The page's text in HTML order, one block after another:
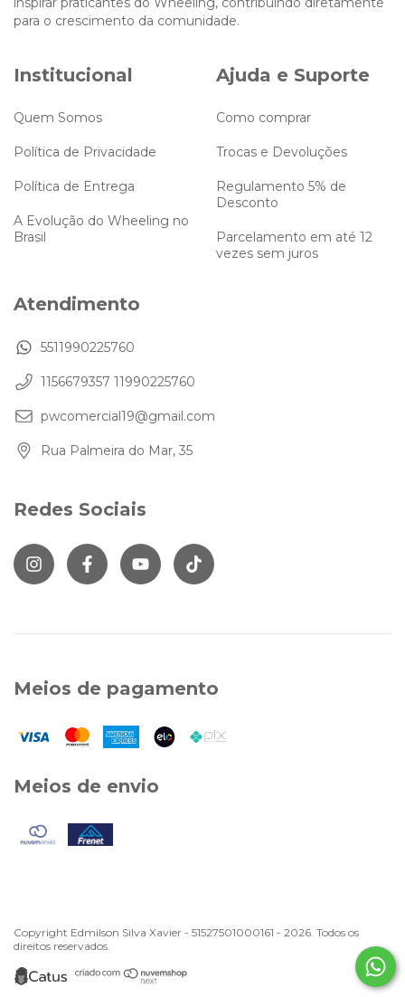
para o crescimento da comunidade.
Institucional
Quem Somos
Política de Privacidade
Política de Entrega
A Evolução do Wheeling no
Brasil
Ajuda e Suporte
Como comprar
Trocas e Devoluções
Regulamento 5% de
Desconto
Parcelamento em até 12
vezes sem juros
Atendimento
5511990225760
1156679357 11990225760
pwcomercial19@gmail.com
Rua Palmeira do Mar, 35
Redes Sociais
Meios de pagamento
Meios de envio
Copyright Edmilson Silva Xavier - 51527501000161 - 2026. Todos os
direitos reservados.